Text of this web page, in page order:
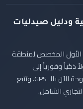
ودليل صيدليات
الأول المخصص لمنطقة
ذكياً وفورياً إلى
والصيدليات المفتوحة الآن بالـ GPS، وتتبع
الشامل.